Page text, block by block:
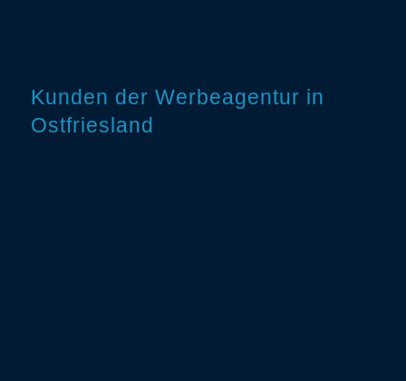
Kunden der Werbeagentur in
Ostfriesland